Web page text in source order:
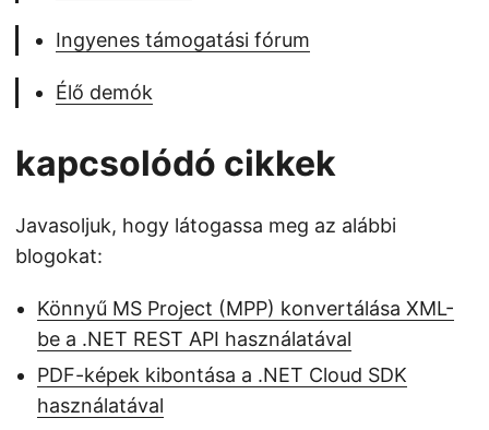
Ingyenes támogatási fórum
Élő demók
kapcsolódó cikkek
Javasoljuk, hogy látogassa meg az alábbi
blogokat:
Könnyű MS Project (MPP) konvertálása XML-
be a .NET REST API használatával
PDF-képek kibontása a .NET Cloud SDK
használatával